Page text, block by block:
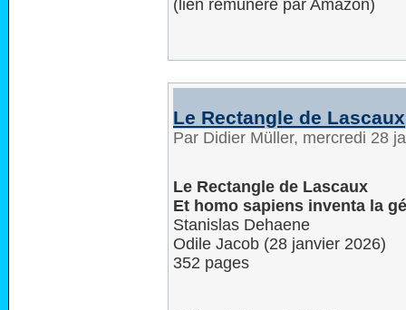
(lien rémunéré par Amazon)
Le Rectangle de Lascaux
Par Didier Müller, mercredi 28
Le Rectangle de Lascaux
Et homo sapiens inventa la
Stanislas Dehaene
Odile Jacob (28 janvier 2026)
352 pages